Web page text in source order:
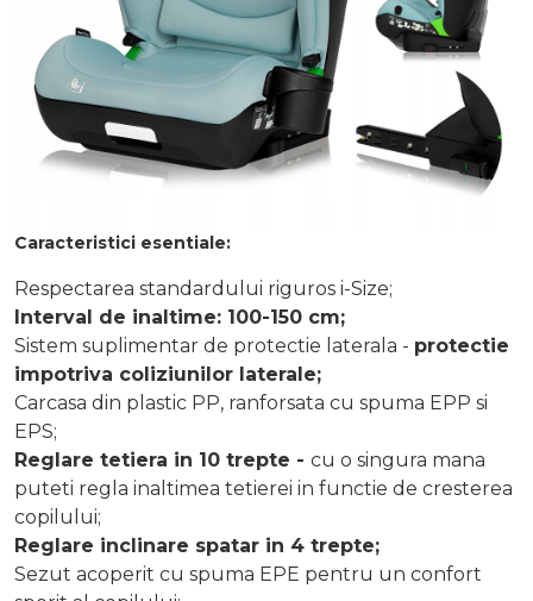
Caracteristici esentiale:
Respectarea standardului riguros i-Size;
Interval de inaltime: 100-150 cm;
Sistem suplimentar de protectie laterala - protectie
impotriva coliziunilor laterale;
Carcasa din plastic PP, ranforsata cu spuma EPP si
EPS;
Reglare tetiera in 10 trepte - cu o singura mana
puteti regla inaltimea tetierei in functie de cresterea
copilului;
Reglare inclinare spatar in 4 trepte;
Sezut acoperit cu spuma EPE pentru un confort